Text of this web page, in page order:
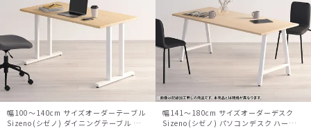
幅100～140cm サイズオーダーテーブル
Sizeno(シゼノ) ダイニングテーブル ホワ
幅141～180cm サイズオーダーデスク
Sizeno(シゼノ) パソコンデスク ハードメ